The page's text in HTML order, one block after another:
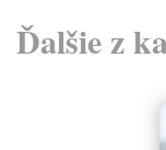
Ďalšie z